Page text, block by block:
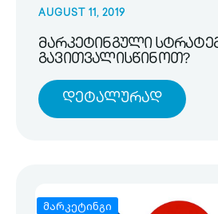
AUGUST 11, 2019
მარკეტინგული
გავითვალისწინოთ?
Დეტალურად
მარკეტინგი